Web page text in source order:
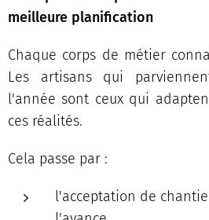
meilleure planification
Chaque corps de métier
Les artisans qui
l'année sont ceux qui
ces réalités.
Cela passe par :
l'acceptation de